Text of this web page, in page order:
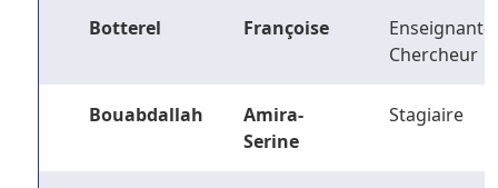
Botterel Françoise
Enseignant-
Chercheur
Bouabdallah
Amira-
Serine
Stagiaire